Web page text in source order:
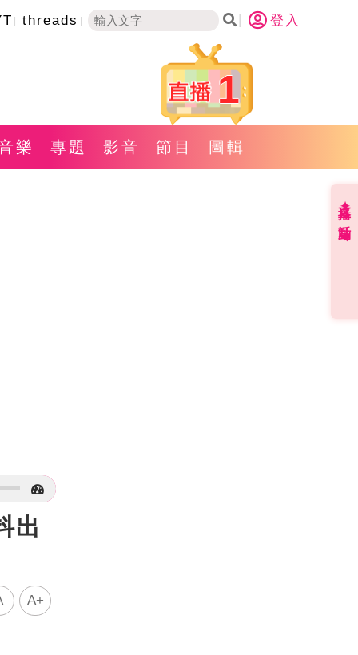
threads 登入
1
樂 專題 影音 節目 圖輯
出
A+
直播✦活動